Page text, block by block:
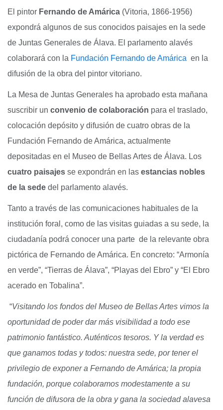
El pintor Fernando de Amárica (Vitoria, 1866-1956)
expondrá algunos de sus conocidos paisajes en la sede
de Juntas Generales de Álava. El parlamento alavés
colaborará con la Fundación Fernando de Amárica en la
difusión de la obra del pintor vitoriano.
La Mesa de Juntas Generales ha aprobado esta mañana
suscribir un convenio de colaboración para el traslado,
colocación depósito y difusión de cuatro obras de la
Fundación Fernando de Amárica, actualmente
depositadas en el Museo de Bellas Artes de Álava. Los
cuatro paisajes se expondrán en las estancias nobles
de la sede del parlamento alavés.
Tanto a través de las comunicaciones habituales de la
institución foral, como de las visitas guiadas a su sede, la
ciudadanía podrá conocer una parte de la relevante obra
pictórica de Fernando de Amárica. En concreto: “Armonía
en verde”, “Tierras de Álava”, “Playas del Ebro” y “El Ebro
acerado en Tobalina”.
“Visitando los fondos del Museo de Bellas Artes vimos la
oportunidad de poder dar más visibilidad a todo ese
patrimonio fantástico. Auténticos tesoros. Y la verdad es
que ganamos todas y todos: nuestra sede, por tener el
privilegio de exponer a Fernando de Amárica; la propia
fundación, porque colaboramos modestamente a su
función de difusora de la obra y gana la sociedad alavesa